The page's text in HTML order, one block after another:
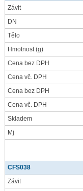
Závit
DN
Tělo
Hmotnost(g)
Cena bez DPH
Cena vč. DPH
Cena bez DPH
Cena vč. DPH
Skladem
Mj
CFS038
Závit